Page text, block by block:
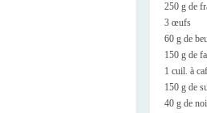
250 g de
3 œufs
60 g de
150 g de
1 cuil. à
150 g de
40 g de